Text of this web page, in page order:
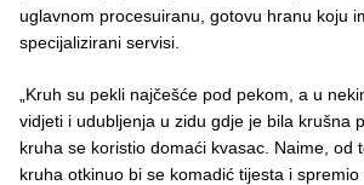
uglavnom procesuiranu, gotovu hranu koju
specijalizirani servisi.
„Kruh su pekli najčešće pod pekom, a u
vidjeti i udubljenja u zidu gdje je bila krušna
kruha se koristio domaći kvasac. Naime, od
kruha otkinuo bi se komadić tijesta i